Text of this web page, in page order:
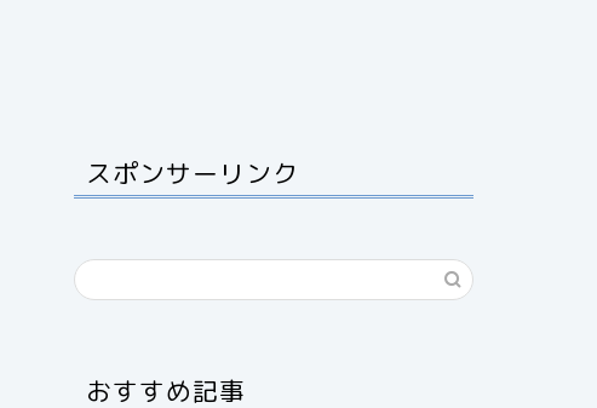
スポンサーリンク
おすすめ記事